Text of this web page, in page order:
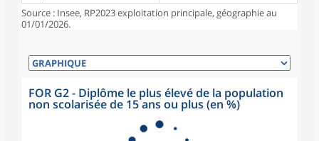
Source : Insee, RP2023 exploitation principale, géographie au
01/01/2026.
FOR G2 - Diplôme le plus élevé de la population
non scolarisée de 15 ans ou plus (en %)